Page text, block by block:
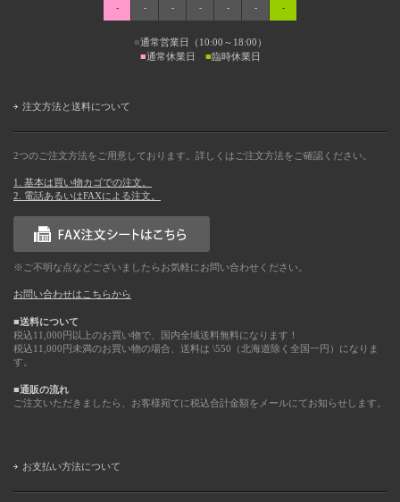
- - - - - - -
■通常営業日（10:00～18:00）
■通常休業日 ■臨時休業日
注文方法と送料について
2つのご注文方法をご用意しております。詳しくはご注文方法をご確認ください。
1. 基本は買い物カゴでの注文。
2. 電話あるいはFAXによる注文。
※ご不明な点などございましたらお気軽にお問い合わせください。
お問い合わせはこちらから
■送料について
税込11,000円以上のお買い物で、国内全域送料無料になります！
税込11,000円未満のお買い物の場合、送料は \550（北海道除く全国一円）になりま
す。
■通販の流れ
ご注文いただきましたら、お客様宛てに税込合計金額をメールにてお知らせします。
お支払い方法について